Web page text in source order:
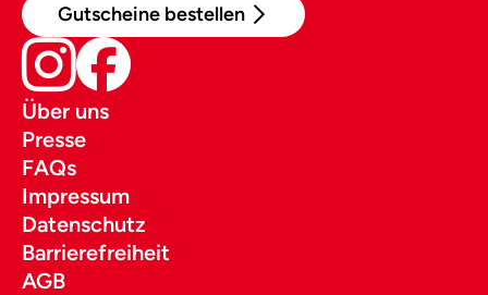
Gutscheine bestellen
Über uns
Presse
FAQs
Impressum
Datenschutz
Barrierefreiheit
AGB